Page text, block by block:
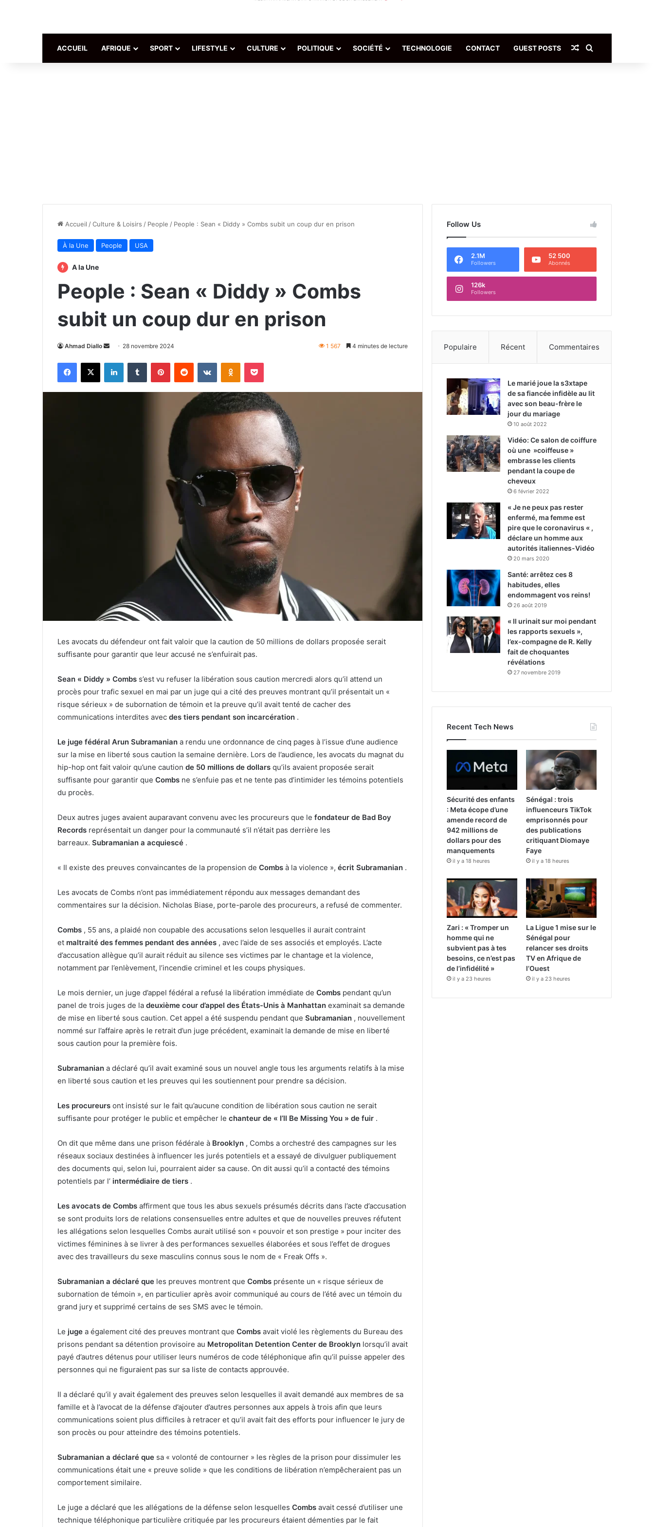
ACCUEIL AFRIQUE SPORT LIFESTYLE CULTURE POLITIQUE SOCIÉTÉ TECHNOLOGIE CONTACT GUEST POSTS Article Aléatoire
Accueil /Culture & Loisirs / People / People : Sean « Diddy » Combs subit un coup dur en prison
À la Une People USA
A la Une
People : Sean « Diddy » Combs
subit un coup dur en prison
Ahmad Diallo
Envoyer
courriel
28 novembre 2024 1 567 4 minutes de lecture
Facebook
X LinkedinTumblr PinterestReddit VKontakteOdnoklassniki
Pocket
Les avocats du défendeur ont fait valoir que la caution de 50 millions de dollars proposée serait
suffisante pour garantir que leur accusé ne s’enfuirait pas.
Sean « Diddy » Combs s’est vu refuser la libération sous caution mercredi alors qu’il attend un
procès pour trafic sexuel en mai par un juge qui a cité des preuves montrant qu’il présentait un «
risque sérieux » de subornation de témoin et la preuve qu’il avait tenté de cacher des
communications interdites avec des tiers pendant son incarcération .
Le juge fédéral Arun Subramanian a rendu une ordonnance de cinq pages à l’issue d’une audience
sur la mise en liberté sous caution la semaine dernière. Lors de l’audience, les avocats du magnat du
hip-hop ont fait valoir qu’une caution de 50 millions de dollars qu’ils avaient proposée serait
suffisante pour garantir que Combs ne s’enfuie pas et ne tente pas d’intimider les témoins potentiels
du procès.
Deux autres juges avaient auparavant convenu avec les procureurs que le fondateur de Bad Boy
Records représentait un danger pour la communauté s’il n’était pas derrière les
barreaux. Subramanian a acquiescé .
« Il existe des preuves convaincantes de la propension de Combs à la violence », écrit Subramanian .
Les avocats de Combs n’ont pas immédiatement répondu aux messages demandant des
commentaires sur la décision. Nicholas Biase, porte-parole des procureurs, a refusé de commenter.
Combs , 55 ans, a plaidé non coupable des accusations selon lesquelles il aurait contraint
et maltraité des femmes pendant des années , avec l’aide de ses associés et employés. L’acte
d’accusation allègue qu’il aurait réduit au silence ses victimes par le chantage et la violence,
notamment par l’enlèvement, l’incendie criminel et les coups physiques.
Le mois dernier, un juge d’appel fédéral a refusé la libération immédiate de Combs pendant qu’un
panel de trois juges de la deuxième cour d’appel des États-Unis à Manhattan examinait sa demande
de mise en liberté sous caution. Cet appel a été suspendu pendant que Subramanian , nouvellement
nommé sur l’affaire après le retrait d’un juge précédent, examinait la demande de mise en liberté
sous caution pour la première fois.
Subramanian a déclaré qu’il avait examiné sous un nouvel angle tous les arguments relatifs à la mise
en liberté sous caution et les preuves qui les soutiennent pour prendre sa décision.
Les procureurs ont insisté sur le fait qu’aucune condition de libération sous caution ne serait
suffisante pour protéger le public et empêcher le chanteur de « I’ll Be Missing You » de fuir .
On dit que même dans une prison fédérale à Brooklyn , Combs a orchestré des campagnes sur les
réseaux sociaux destinées à influencer les jurés potentiels et a essayé de divulguer publiquement
des documents qui, selon lui, pourraient aider sa cause. On dit aussi qu’il a contacté des témoins
potentiels par l’ intermédiaire de tiers .
Les avocats de Combs affirment que tous les abus sexuels présumés décrits dans l’acte d’accusation
se sont produits lors de relations consensuelles entre adultes et que de nouvelles preuves réfutent
les allégations selon lesquelles Combs aurait utilisé son « pouvoir et son prestige » pour inciter des
victimes féminines à se livrer à des performances sexuelles élaborées et sous l’effet de drogues
avec des travailleurs du sexe masculins connus sous le nom de « Freak Offs ».
Subramanian a déclaré que les preuves montrent que Combs présente un « risque sérieux de
subornation de témoin », en particulier après avoir communiqué au cours de l’été avec un témoin du
grand jury et supprimé certains de ses SMS avec le témoin.
Le juge a également cité des preuves montrant que Combs avait violé les règlements du Bureau des
prisons pendant sa détention provisoire au Metropolitan Detention Center de Brooklyn lorsqu’il avait
payé d’autres détenus pour utiliser leurs numéros de code téléphonique afin qu’il puisse appeler des
personnes qui ne figuraient pas sur sa liste de contacts approuvée.
Il a déclaré qu’il y avait également des preuves selon lesquelles il avait demandé aux membres de sa
famille et à l’avocat de la défense d’ajouter d’autres personnes aux appels à trois afin que leurs
communications soient plus difficiles à retracer et qu’il avait fait des efforts pour influencer le jury de
son procès ou pour atteindre des témoins potentiels.
Subramanian a déclaré que sa « volonté de contourner » les règles de la prison pour dissimuler les
communications était une « preuve solide » que les conditions de libération n’empêcheraient pas un
comportement similaire.
Le juge a déclaré que les allégations de la défense selon lesquelles Combs avait cessé d’utiliser une
technique téléphonique particulière critiquée par les procureurs étaient démenties par le fait
Follow Us
2.1M
Followers
52 500
Abonnés
126k
Followers
Populaire Récent Commentaires
Le marié joue la s3xtape
de sa fiancée infidèle au lit
avec son beau-frère le
jour du mariage
10 août 2022
Vidéo: Ce salon de coiffure
où une »coiffeuse »
embrasse les clients
pendant la coupe de
cheveux
6 février 2022
« Je ne peux pas rester
enfermé, ma femme est
pire que le coronavirus « ,
déclare un homme aux
autorités italiennes-Vidéo
20 mars 2020
Santé: arrêtez ces 8
habitudes, elles
endommagent vos reins!
26 août 2019
« Il urinait sur moi pendant
les rapports sexuels »,
l’ex-compagne de R. Kelly
fait de choquantes
révélations
27 novembre 2019
Recent Tech News
Sécurité des enfants
: Meta écope d’une
amende record de
942 millions de
dollars pour des
manquements
il y a 18 heures
Sénégal : trois
influenceurs TikTok
emprisonnés pour
des publications
critiquant Diomaye
Faye
il y a 18 heures
Zari : « Tromper un
homme qui ne
subvient pas à tes
besoins, ce n’est pas
de l’infidélité »
il y a 23 heures
La Ligue 1 mise sur le
Sénégal pour
relancer ses droits
TV en Afrique de
l’Ouest
il y a 23 heures